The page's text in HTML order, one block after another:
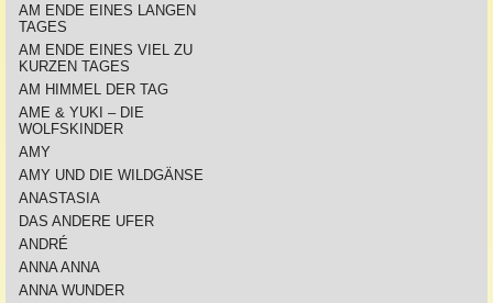
AM ENDE EINES LANGEN
TAGES
AM ENDE EINES VIEL ZU
KURZEN TAGES
AM HIMMEL DER TAG
AME & YUKI – DIE
WOLFSKINDER
AMY
AMY UND DIE WILDGÄNSE
ANASTASIA
DAS ANDERE UFER
ANDRÉ
ANNA ANNA
ANNA WUNDER